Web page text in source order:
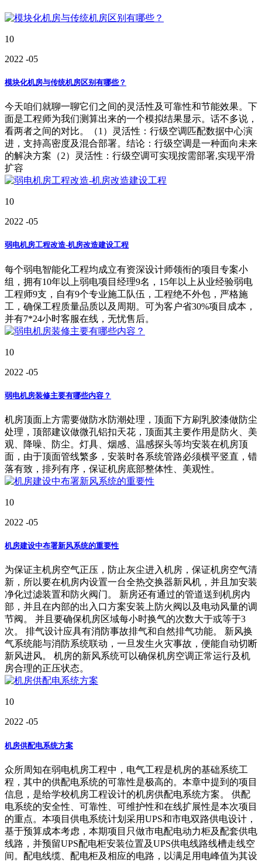
10
2022 -05
模块化机房与传统机房区别有哪些？
今天咱们就聊一聊它们之间的灵活性及可靠性和节能效果。下
面是工程师为我们测算出来的一个模拟结果显示。话不多说，
看两者之间的对比。（1）灵活性：行级空调匹配数据中心演
进，支持高密度及混合部署。结论：行级空调是一种面向未来
的解决方案（2）灵活性：行级空调可实现按需部署,实现平滑
扩容
10
2022 -05
弱电机房工程改造-机房改造建设工程
每个弱电智能化工程均成立有资深设计师领衔的项目专案小
组，拥有10年以上弱电项目经理9名，15年以上从业经验弱电
工程师9支，自有9个专业施工队伍，工程绝不外包，严格施
工，确保工程质量品质以及周期。可为客户省30%项目成本，
并有7*24小时客服在线，无忧售后。
10
2022 -05
弱电机房装修主要有哪些内容？
机房顶面上方需要做防水防潮处理，顶面下方刷乳胶漆做防尘
处理，顶部建议做微孔铝扣天花，顶面其主要作用是防火、美
观、降噪、防尘。灯具、烟感、温感探头等均安装在机房顶
面，由于顶面管线繁多，安装时各系统管路必须横平竖直，错
落有致，排列有序，保证机房底部整体性、美观性。
10
2022 -05
机房建设中布署新风系统的重要性
为保证主机房空气正压，防止灰尘进入机房，保证机房空气清
新，所以要在机房内设置一台全热交换器新风机，并且加安装
净化过滤装置和防火阀门。 新房还有通过的管道送到机房内
部，并且在内部的出入口方案安装上防火阀以及电动风量的调
节阀。 并且要确保机房区域每小时换气的次数大于或等于3
次。 排气设计应具有消防事故排气和自然排气功能。 新风换
气系统能与消防系统联动，一旦发生火灾事故，便能自动切断
新风进风。 机房的新风系统可以确保机房空调正常运行及机
房合理的正压状态。
10
2022 -05
机房供配电系统方案
众所周知在弱电机房工程中，电气工程是机房的基础系统工
程，其中的供配电系统的可靠性是极高的。本章中提到的项目
信息，是给学校机房工程设计的机房供配电系统方案。 供配
电系统的安全性、可靠性、可维护性和在线扩展性是本次项目
的重点。本项目供电系统计划采用UPS和市电双路供电设计，
基于预算成本考虑，本期项目只做市电配电动力柜及配套供电
线路，并预留UPS配电柜安装位置及UPS供电线路线槽走线空
间。配电线缆、配电柜及相应的电路，以满足用电峰值为其设